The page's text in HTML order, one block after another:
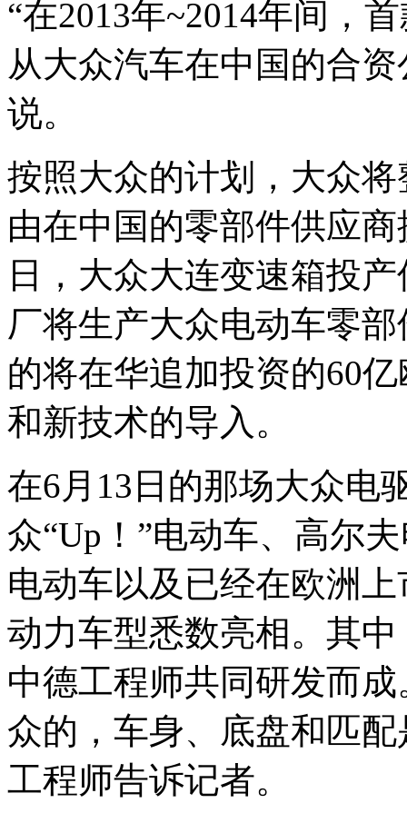
“在2013年~2014年间，
从大众汽车在中国的合
说。
按照大众的计划，大众
由在中国的零部件供应
日，大众大连变速箱投
厂将生产大众电动车零
的将在华追加投资的60
和新技术的导入。
在6月13日的那场大众电
众“Up！”电动车、高尔
电动车以及已经在欧洲上
动力车型悉数亮相。其
中德工程师共同研发而
众的，车身、底盘和匹
工程师告诉记者。